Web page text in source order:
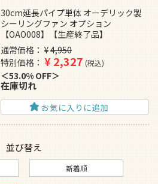
30cm延長パイプ単体 オーデリック製
シーリングファン オプション
【OAO008】【生産終了品】
通常価格
¥4,950
特別価格
¥2,327 税込
53.0% OFF
在庫切れ
お気に入りに追加
並び替え
新着順